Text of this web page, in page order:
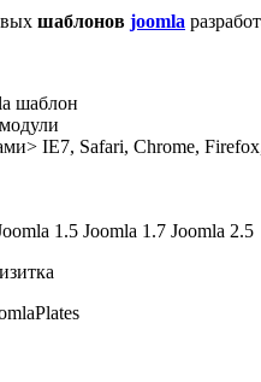
шаблонов joomla
шаблон
модули
> IE7, Safari, Chrome,
1.5 Joomla 1.7 Joomla 2.5